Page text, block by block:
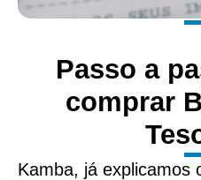
Passo a
comprar
Kamba, já explicamos